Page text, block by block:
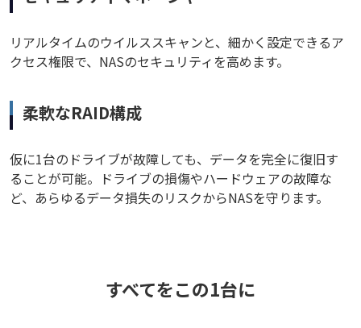
リアルタイムのウイルススキャンと、細かく設定できるア
クセス権限で、NASのセキュリティを高めます。
柔軟なRAID構成
仮に1台のドライブが故障しても、データを完全に復旧す
ることが可能。ドライブの損傷やハードウェアの故障な
ど、あらゆるデータ損失のリスクからNASを守ります。
すべてをこの1台に